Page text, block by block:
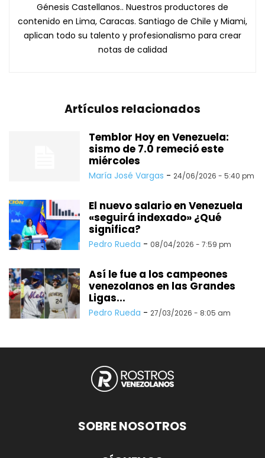
Génesis Castellanos.. Nuestros productores de
contenido en Lima, Caracas. Santiago de Chile y Miami,
aplican todo su talento y profesionalismo para crear
notas de calidad
Artículos relacionados
Temblor Hoy en Venezuela:
sismo de 7.0 remeció este
miércoles
María José Vargas - 24/06/2026 - 5:40 pm
El nuevo salario en Venezuela
«seguirá indexado» ¿Qué
significa?
Pedro Rueda - 08/04/2026 - 7:59 pm
Así le fue a los campeones
venezolanos en las Grandes
Ligas...
Pedro Rueda - 27/03/2026 - 8:05 am
SOBRE NOSOTROS